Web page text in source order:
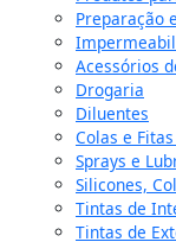
Preparação
Acessórios
Drogaria
Diluentes
Colas e
Sprays e
Silicones,
Tintas de
Tintas de